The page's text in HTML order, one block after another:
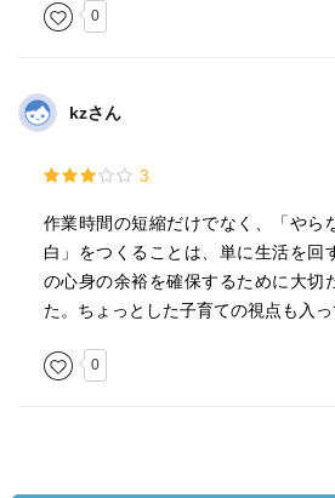
0
kzさん
3
作業時間の短縮だけでなく、「やら
白」をつくることは、単に生活を回
の心身の余裕を確保するために大切
た。ちょっとした子育ての視点も入っ
0